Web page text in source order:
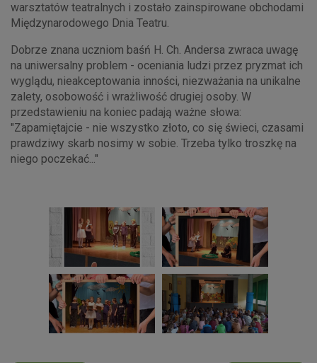
warsztatów teatralnych i zostało zainspirowane obchodami
Międzynarodowego Dnia Teatru.
Dobrze znana uczniom baśń H. Ch. Andersa zwraca uwagę
na uniwersalny problem - oceniania ludzi przez pryzmat ich
wyglądu, nieakceptowania inności, niezważania na unikalne
zalety, osobowość i wrażliwość drugiej osoby. W
przedstawieniu na koniec padają ważne słowa:
"Zapamiętajcie - nie wszystko złoto, co się świeci, czasami
prawdziwy skarb nosimy w sobie. Trzeba tylko troszkę na
niego poczekać..."